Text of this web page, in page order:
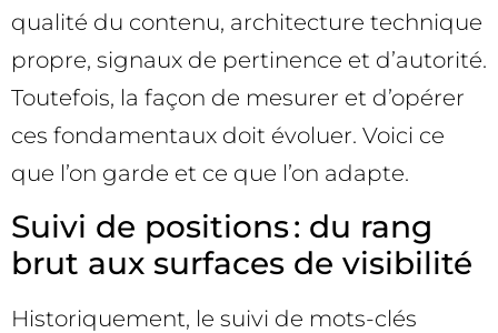
qualité du contenu, architecture technique
propre, signaux de pertinence et d’autorité.
Toutefois, la façon de mesurer et d’opérer
ces fondamentaux doit évoluer. Voici ce
que l’on garde et ce que l’on adapte.
Suivi de positions : du rang
brut aux surfaces de visibilité
Historiquement, le suivi de mots-clés